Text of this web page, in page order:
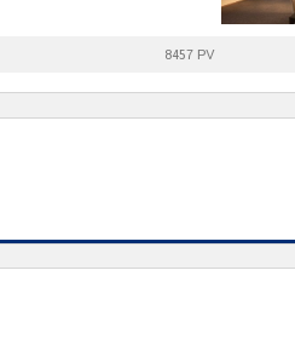
8457 PV